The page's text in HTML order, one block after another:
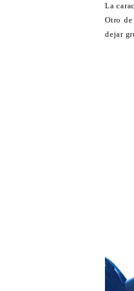
La
Otro
dejar